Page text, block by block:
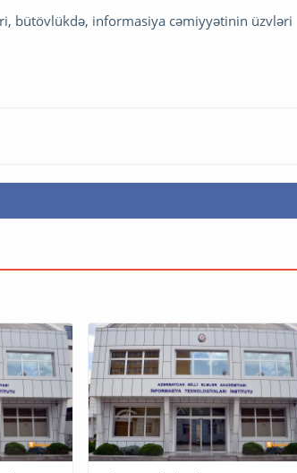
bütövlükdə, informasiya cəmiyyətinin üzvləri